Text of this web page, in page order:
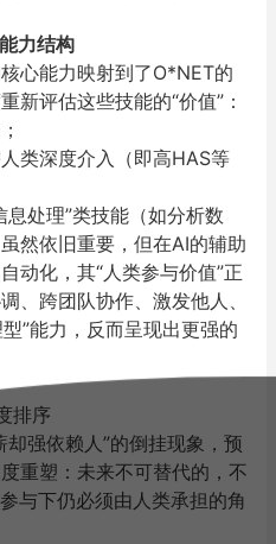
力结构
心能力映射到了O*NET的
新评估这些技能的“价值”：
类深度介入（即高HAS等
处理”类技能（如分析数
然依旧重要，但在AI的辅助
动化，其“人类参与价值”正
、跨团队协作、激发他人、
”能力，反而呈现出更强的
排序
强依赖人”的倒挂现象，预
重塑： 未来不可替代的，不
与下仍必须由人类承担的角